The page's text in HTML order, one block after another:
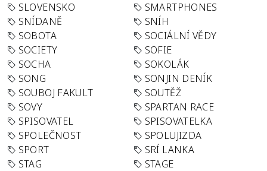
SLOVENSKO
SMARTPHONES
SNÍDANĚ
SNÍH
SOBOTA
SOCIÁLNÍ VĚDY
SOCIETY
SOFIE
SOCHA
SOKOLÁK
SONG
SONJIN DENÍK
SOUBOJ FAKULT
SOUTĚŽ
SOVY
SPARTAN RACE
SPISOVATEL
SPISOVATELKA
SPOLEČNOST
SPOLUJIZDA
SPORT
SRÍ LANKA
STAG
STAGE